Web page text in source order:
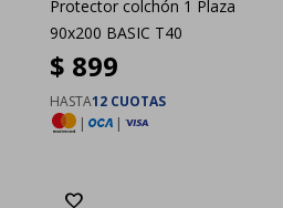
Protector colchón 1 Plaza
90x200 BASIC T40
$ 899
HASTA12 CUOTAS
|
|